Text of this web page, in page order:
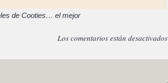
de Cooties… el mejor
Los comentarios están desactivados